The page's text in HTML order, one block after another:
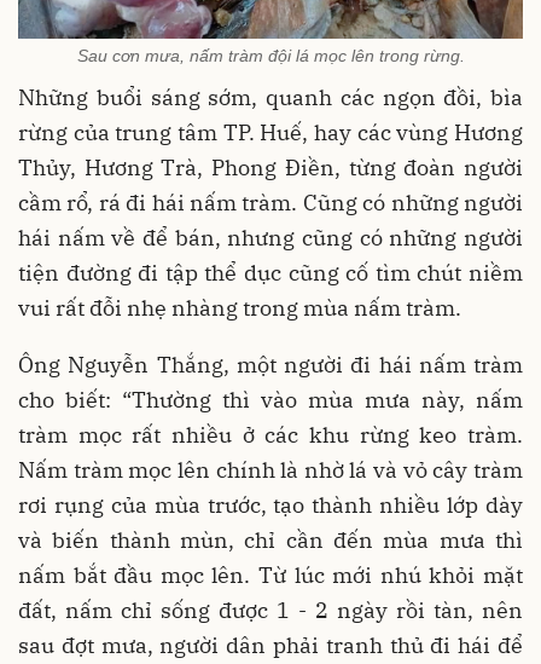
Sau cơn mưa, nấm tràm đội lá mọc lên trong rừng.
Những buổi sáng sớm, quanh các ngọn đồi, bìa
rừng của trung tâm TP. Huế, hay các vùng Hương
Thủy, Hương Trà, Phong Điền, từng đoàn người
cầm rổ, rá đi hái nấm tràm. Cũng có những người
hái nấm về để bán, nhưng cũng có những người
tiện đường đi tập thể dục cũng cố tìm chút niềm
vui rất đỗi nhẹ nhàng trong mùa nấm tràm.
Ông Nguyễn Thắng, một người đi hái nấm tràm
cho biết: “Thường thì vào mùa mưa này, nấm
tràm mọc rất nhiều ở các khu rừng keo tràm.
Nấm tràm mọc lên chính là nhờ lá và vỏ cây tràm
rơi rụng của mùa trước, tạo thành nhiều lớp dày
và biến thành mùn, chỉ cần đến mùa mưa thì
nấm bắt đầu mọc lên. Từ lúc mới nhú khỏi mặt
đất, nấm chỉ sống được 1 - 2 ngày rồi tàn, nên
sau đợt mưa, người dân phải tranh thủ đi hái để